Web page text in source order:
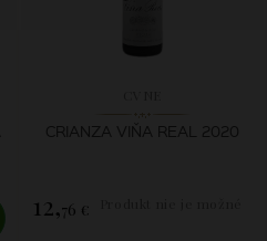
CRIANZA VIŇA REAL 2020
12,76 €